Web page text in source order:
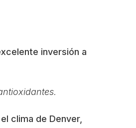
inversión a
clima de Denver,